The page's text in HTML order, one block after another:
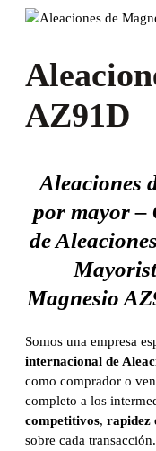
AZ91D
Aleaciones
por mayor –
de
Magnesio
Somos una empresa
internacional de
como comprador o
completo a los
competitivos, rapidez
sobre cada transacción.